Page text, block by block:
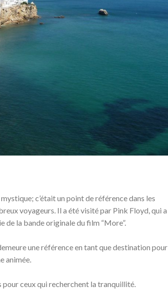
c’était un point de référence dans les
voyageurs. Il a été visité par Pink Floyd, qui a
de la bande originale du film “More”.
une référence en tant que destination pour
animée.
pour ceux qui recherchent la tranquillité.